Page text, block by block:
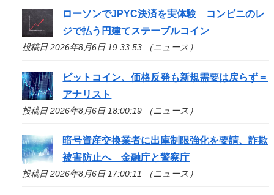
ローソンでJPYC決済を実体験 コンビニのレ
ジで払う円建てステーブルコイン
投稿日 2026年8月6日 19:33:53 （ニュース）
ビットコイン、価格反発も新規需要は戻らず＝
アナリスト
投稿日 2026年8月6日 18:00:19 （ニュース）
暗号資産交換業者に出庫制限強化を要請、詐欺
被害防止へ 金融庁と警察庁
投稿日 2026年8月6日 17:00:11 （ニュース）